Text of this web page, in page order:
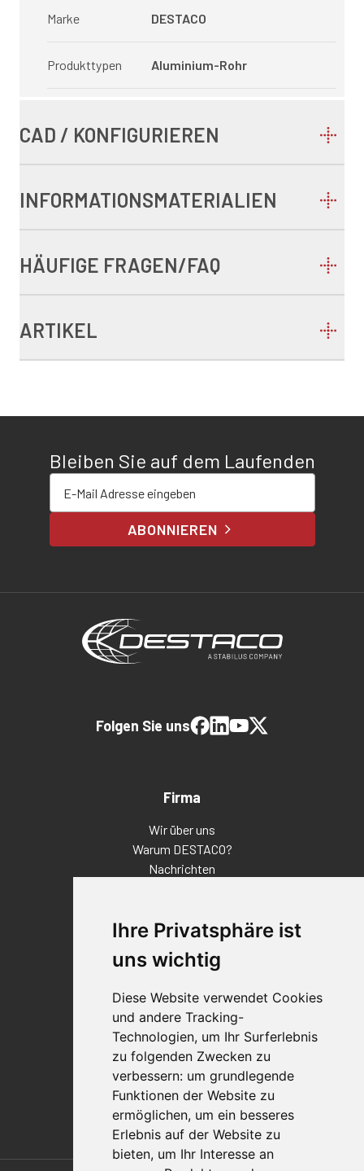
Ihre Privatsphäre ist
uns wichtig
Diese Website verwendet Cookies
und andere Tracking-
Technologien, um Ihr Surferlebnis
zu folgenden Zwecken zu
verbessern: um grundlegende
Funktionen der Website zu
ermöglichen, um ein besseres
Erlebnis auf der Website zu
bieten, um Ihr Interesse an
Marke DESTACO
Produkttypen Aluminium-Rohr
CAD / KONFIGURIEREN
INFORMATIONSMATERIALIEN
HÄUFIGE FRAGEN/FAQ
ARTIKEL
Bleiben Sie auf dem Laufenden
ABONNIEREN
Firma
Wir über uns
Warum DESTACO?
Nachrichten
Standorte
Qualitätsaussage
Kontakt
Vertriebspartnerfinder
Häufig gestellte Fragen
Datenschutz-Bestimmungen
Nutzungsbedingungen
Richtlinien/AGBs
Folgen Sie uns